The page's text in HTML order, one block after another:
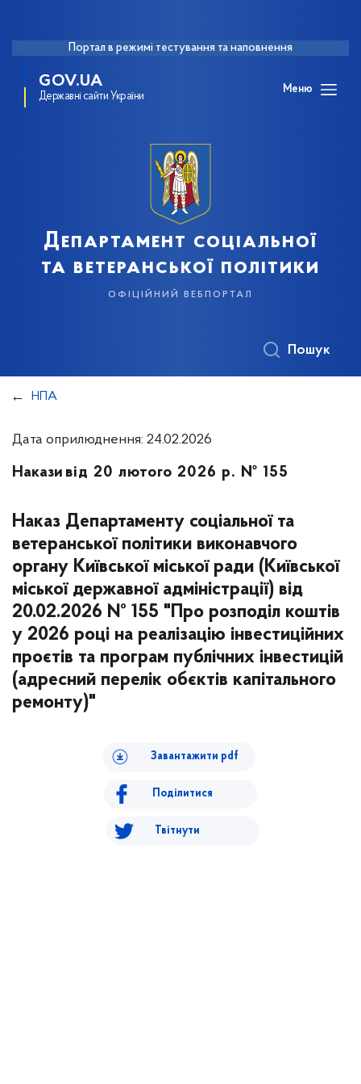
Портал в режимі тестування та наповнення
GOV.UA
Державні сайти України
Меню
Департамент соціальної
та ветеранської політики
офіційний вебпортал
Пошук
НПА
Дата оприлюднення: 24.02.2026
Накази від 20 лютого 2026 р. № 155
Наказ Департаменту соціальної та
ветеранської політики виконавчого
органу Київської міської ради (Київської
міської державної адміністрації) від
20.02.2026 № 155 "Про розподіл коштів
у 2026 році на реалізацію інвестиційних
проєтів та програм публічних інвестицій
(адресний перелік обєктів капітального
ремонту)"
Завантажити pdf
Поділитися
Твітнути